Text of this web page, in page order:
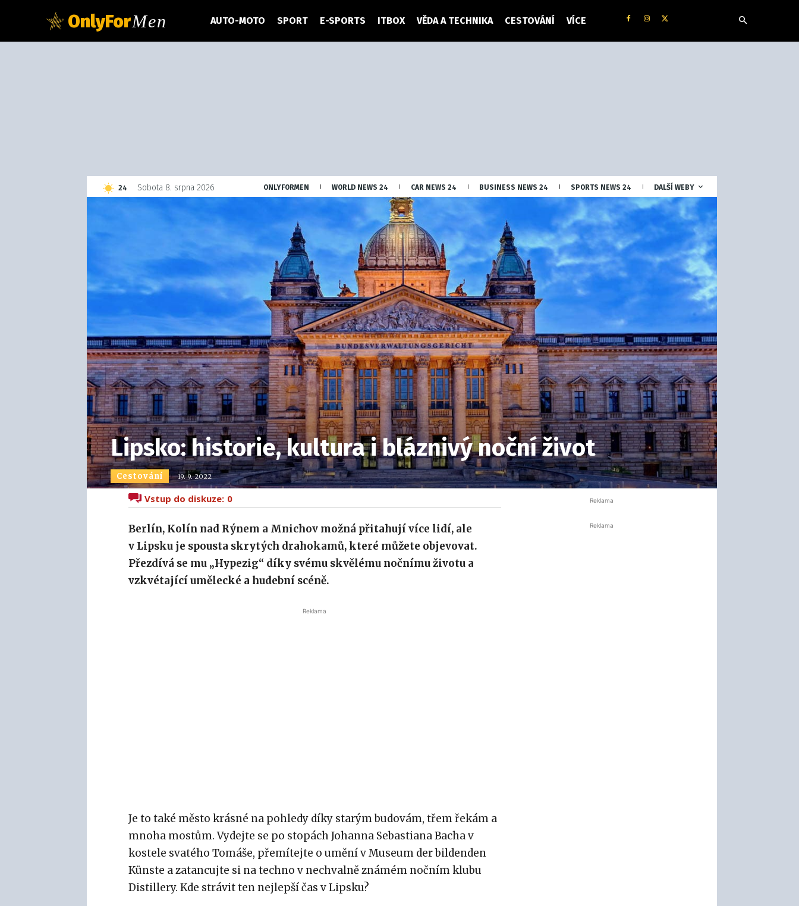
OnlyForMen AUTO-MOTO SPORT E-SPORTS ITBOX VĚDA A TECHNIKA CESTOVÁNÍ VÍCE
24 Czech
Sobota 8. srpna 2026 ONLYFORMEN WORLD NEWS 24 CAR NEWS 24 BUSINESS NEWS 24 SPORTS NEWS 24 DALŠÍ WEBY
Lipsko: historie, kultura i bláznivý noční život
Cestování 19. 9. 2022
Vstup do diskuze: 0
Berlín, Kolín nad Rýnem a Mnichov možná přitahují více lidí, ale
v Lipsku je spousta skrytých drahokamů, které můžete objevovat.
Přezdívá se mu „Hypezig“ díky svému skvělému nočnímu životu a
vzkvétající umělecké a hudební scéně.
Reklama
Je to také město krásné na pohledy díky starým budovám, třem řekám a
mnoha mostům. Vydejte se po stopách Johanna Sebastiana Bacha v
kostele svatého Tomáše, přemítejte o umění v Museum der bildenden
Künste a zatancujte si na techno v nechvalně známém nočním klubu
Distillery. Kde strávit ten nejlepší čas v Lipsku?
Reklama
Reklama